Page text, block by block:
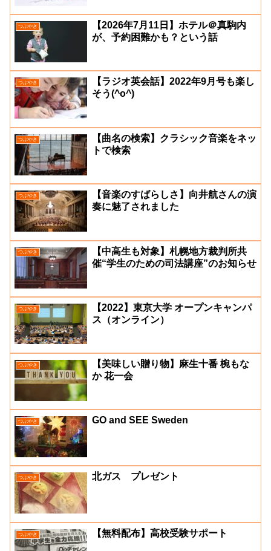
つぶやき
【2026年7月11日】ホテル＠真駒内
が、予約困難かも？という話
つぶやき
【ラジオ英会話】2022年9月号も楽し
そう(^o^)
つぶやき
【曲名の検索】クラシック音楽をネッ
トで検索
つぶやき
【音楽のすばらしさ】向井航さんの演
奏に魅了されました
つぶやき
【中高生も対象】札幌地方裁判所共
催“学生のための司法講座”のお知らせ
つぶやき
【2022】東京大学 オープンキャンパ
ス（オンライン）
つぶやき
【美味しい贈り物】麻生十番 椀もな
か 花一会
つぶやき GO and SEE Sweden
つぶやき 北ガス プレゼント
つぶやき 【無料配布】高校受験サポート